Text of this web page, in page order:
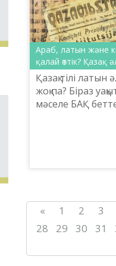
Араб, латын және
қалай өттік? Қазақ
Қазақ тілі латын
жоқ па? Біраз
мәселе БАҚ
« 1 2 3
28
29 30 31